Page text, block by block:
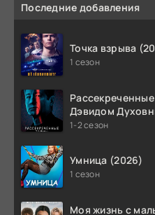
Последние добавления
Точка взрыва
1 сезон
Дэвидом
1-2 сезон
Умница (2026)
1 сезон
Моя жизнь с